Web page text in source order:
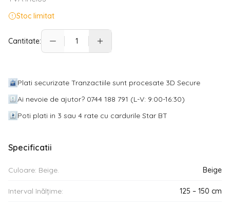
Stoc limitat
Cantitate:
Plati securizate Tranzactiile sunt procesate 3D Secure
Ai nevoie de ajutor? 0744 188 791 (L-V: 9:00-16:30)
Poti plati in 3 sau 4 rate cu cardurile Star BT
Specificatii
Culoare: Beige. Beige
Interval înălțime: 125 – 150 cm